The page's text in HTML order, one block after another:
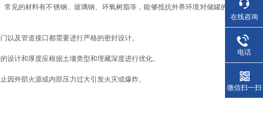
的材料有不锈钢、玻璃钢、环氧树脂等，能够抵抗外界环境对储罐的
及管道接口都需要进行严格的密封设计。
计和厚度应根据土壤类型和埋藏深度进行优化。
外部火源或内部压力过大引发火灾或爆炸。
在线咨询
电话
微信扫一扫